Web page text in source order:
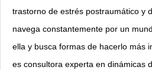
trastorno de estrés postraumático y
navega constantemente por un
ella y busca formas de hacerlo más
es consultora experta en dinámicas